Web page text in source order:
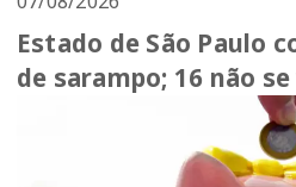
Estado de São Paulo
de sarampo; 16 não